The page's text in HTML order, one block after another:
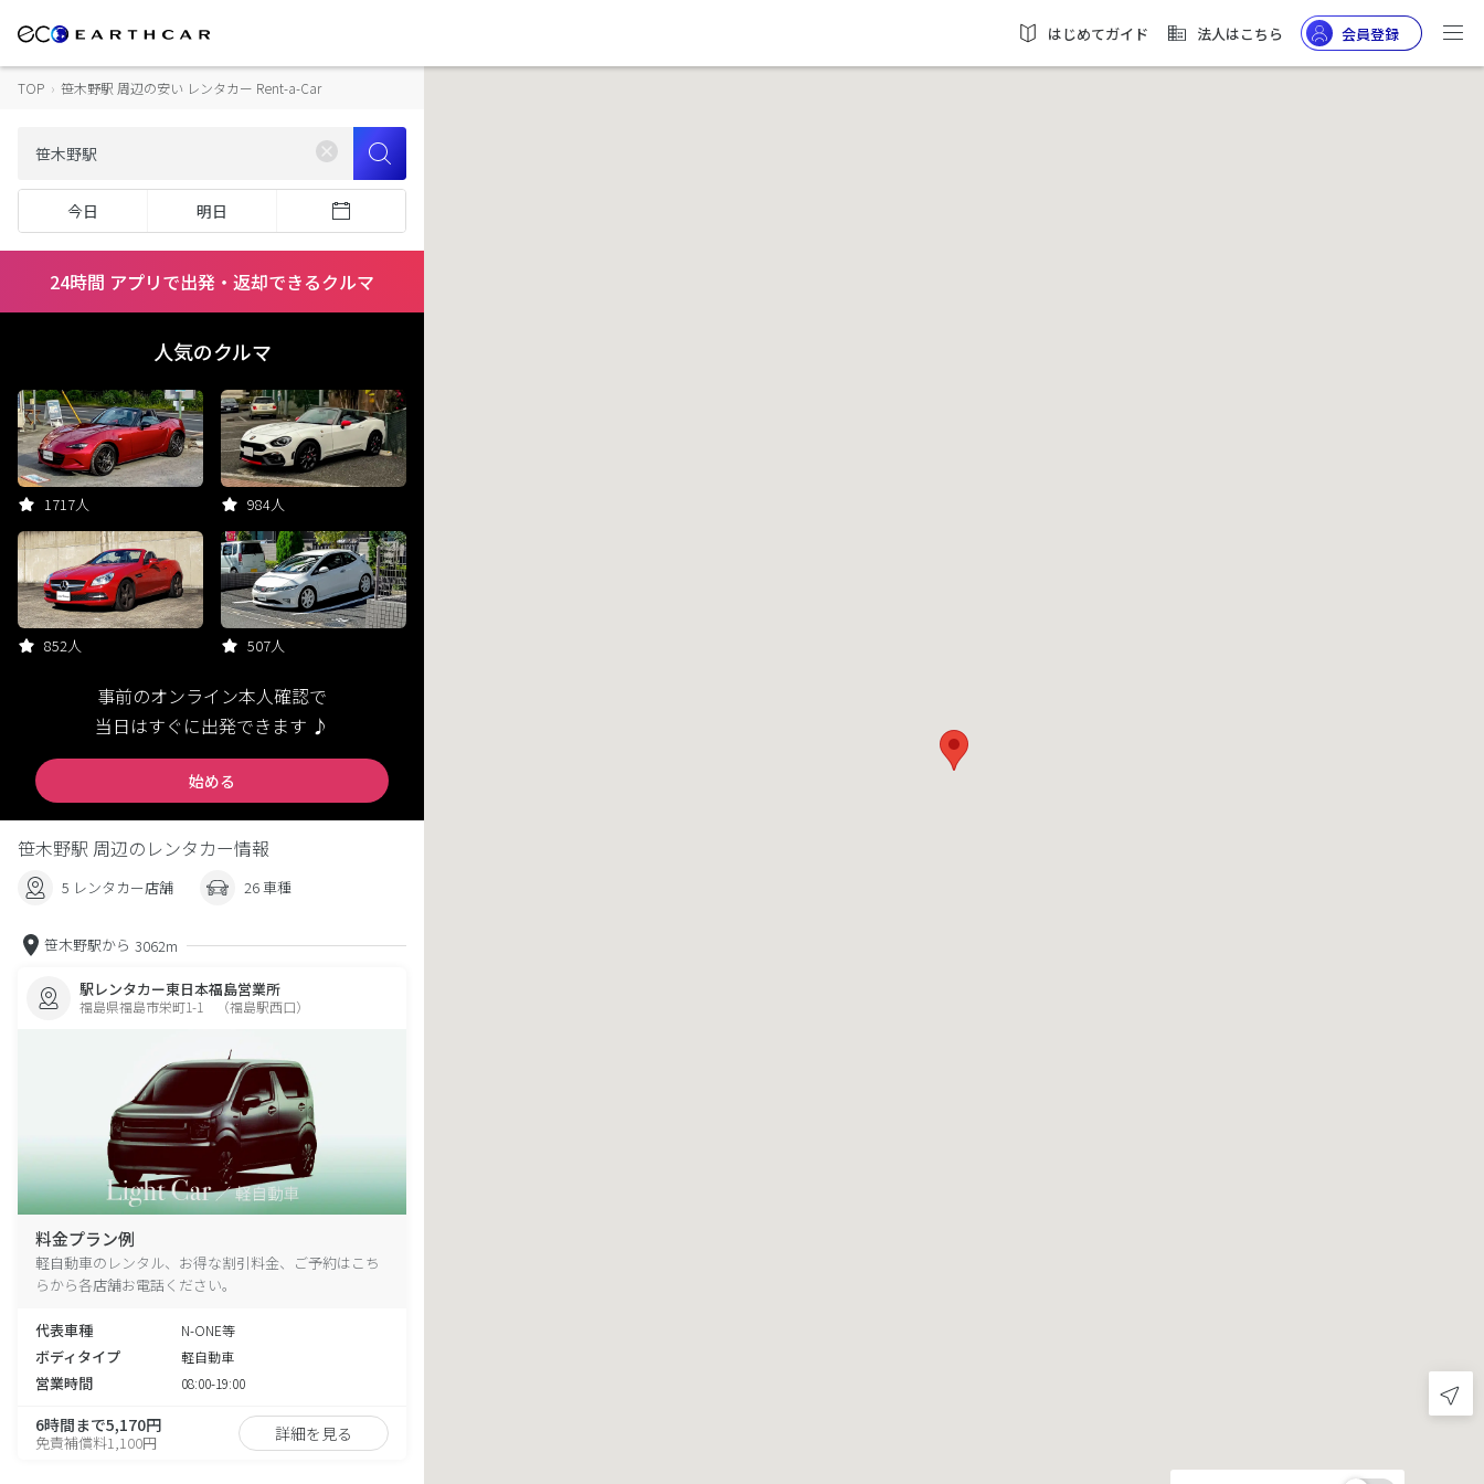
はじめてガイド 法人はこちら 会員登録
TOP › 笹木野駅 周辺の安い レンタカー Rent-a-Car
今日 明日
24時間 アプリで出発・返却できるクルマ
人気のクルマ
1717人 984人
852人 507人
事前のオンライン本人確認で
当日はすぐに出発できます ♪
始める
笹木野駅 周辺のレンタカー情報
5 レンタカー店舗 26 車種
笹木野駅から 3062m
駅レンタカー東日本福島営業所
福島県福島市栄町1-1 （福島駅西口）
料金プラン例
軽自動車のレンタル、お得な割引料金、ご予約はこち
らから各店舗お電話ください。
代表車種 N-ONE等
ボディタイプ 軽自動車
営業時間 08:00-19:00
6時間まで5,170円
免責補償料1,100円 詳細を見る